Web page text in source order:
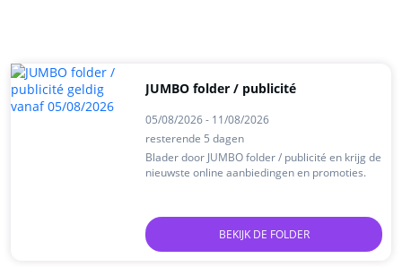
JUMBO folder / publicité
05/08/2026 - 11/08/2026
resterende 5 dagen
Blader door JUMBO folder / publicité en krijg de
nieuwste online aanbiedingen en promoties.
BEKIJK DE FOLDER